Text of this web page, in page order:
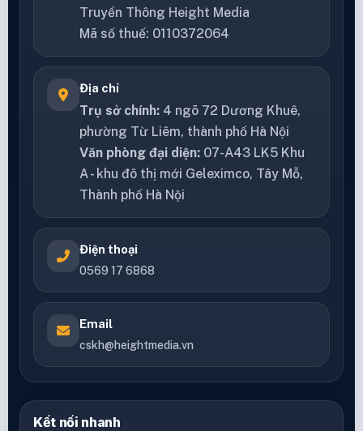
Truyền Thông Height Media
Mã số thuế: 0110372064
Địa chỉ
Trụ sở chính: 4 ngõ 72 Dương Khuê,
phường Từ Liêm, thành phố Hà Nội
Văn phòng đại diện: 07-A43 LK5 Khu
A - khu đô thị mới Geleximco, Tây Mỗ,
Thành phố Hà Nội
Điện thoại
0569 17 6868
Email
cskh@heightmedia.vn
Kết nối nhanh